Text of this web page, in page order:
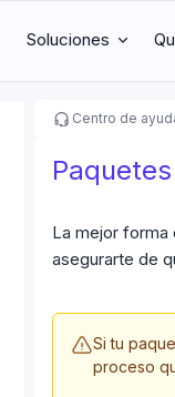
Soluciones
Centro de
La mejor forma
asegurarte de
Si tu
proceso